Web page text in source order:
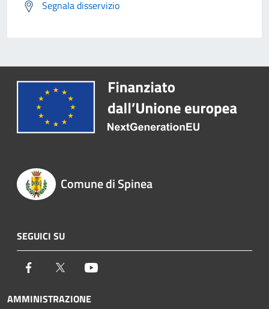
Segnala disservizio
Comune di Spinea
SEGUICI SU
Facebook Twitter
AMMINISTRAZIONE